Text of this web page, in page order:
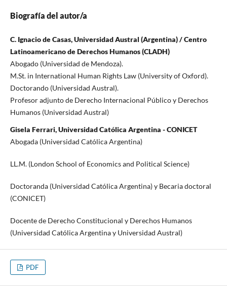
Biografía del autor/a
C. Ignacio de Casas, Universidad Austral (Argentina) / Centro
Latinoamericano de Derechos Humanos (CLADH)
Abogado (Universidad de Mendoza).
M.St. in International Human Rights Law (University of Oxford).
Doctorando (Universidad Austral).
Profesor adjunto de Derecho Internacional Público y Derechos
Humanos (Universidad Austral)
Gisela Ferrari, Universidad Católica Argentina - CONICET
Abogada (Universidad Católica Argentina)
LL.M. (London School of Economics and Political Science)
Doctoranda (Universidad Católica Argentina) y Becaria doctoral
(CONICET)
Docente de Derecho Constitucional y Derechos Humanos
(Universidad Católica Argentina y Universidad Austral)
PDF